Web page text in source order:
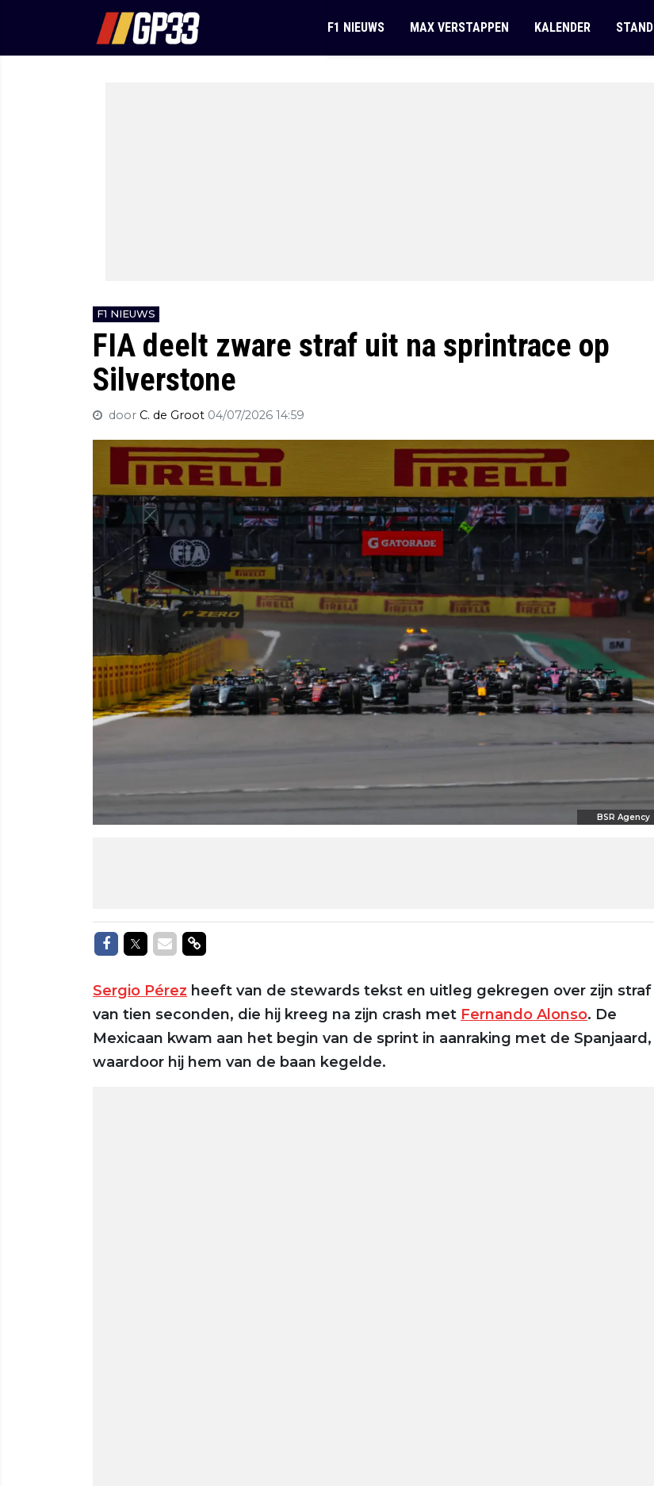
F1 NIEUWS MAX VERSTAPPEN KALENDER STAND
F1 NIEUWS
FIA deelt zware straf uit na sprintrace op
Silverstone
door C. de Groot 04/07/2026 14:59
BSR Agency
Delen op Facebook
Delen op Twitter
Delen via Mail
Delen via link
Sergio Pérez heeft van de stewards tekst en uitleg gekregen over zijn straf
van tien seconden, die hij kreeg na zijn crash met Fernando Alonso. De
Mexicaan kwam aan het begin van de sprint in aanraking met de Spanjaard,
waardoor hij hem van de baan kegelde.